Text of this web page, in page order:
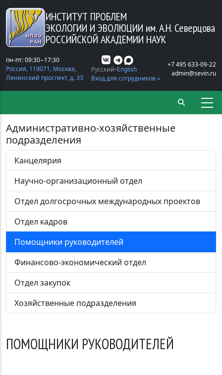
Перейти к основному содержанию
ИНСТИТУТ ПРОБЛЕМ
ЭКОЛОГИИ И ЭВОЛЮЦИИ им. А.Н. Северцова
РОССИЙСКОЙ АКАДЕМИИ НАУК
пн-пт: 09:30−17:30
Россия, 119071, Москва,
Ленинский проспект, д. 33
Русский English
Вход для сотрудников »
+7 495 633-09-22
admin@sevin.ru
Административно-хозяйственные
подразделения
Канцелярия
Научно-организационный отдел
Отдел долгосрочных международных проектов
Отдел кадров
Помощники руководителей
Финансово-экономический отдел
Отдел закупок
Хозяйственные подразделения
ПОМОЩНИКИ РУКОВОДИТЕЛЕЙ